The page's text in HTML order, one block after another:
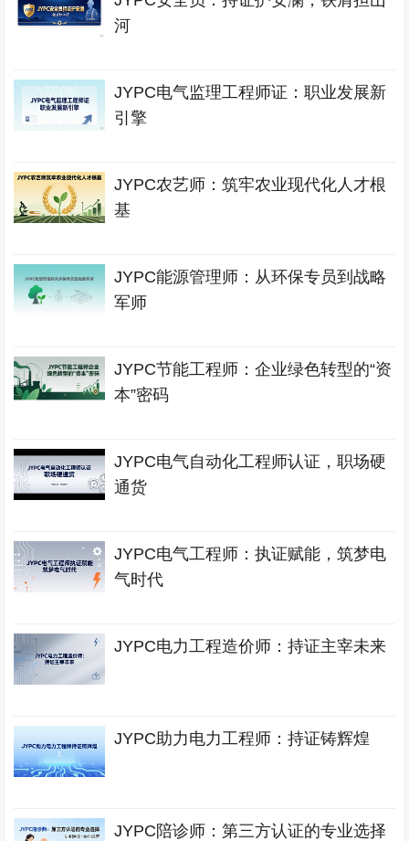
河
JYPC电气监理工程师证：职业发展新
引擎
JYPC农艺师：筑牢农业现代化人才根
基
JYPC能源管理师：从环保专员到战略
军师
JYPC节能工程师：企业绿色转型的“资
本”密码
JYPC电气自动化工程师认证，职场硬
通货
JYPC电气工程师：执证赋能，筑梦电
气时代
JYPC电力工程造价师：持证主宰未来
JYPC助力电力工程师：持证铸辉煌
JYPC陪诊师：第三方认证的专业选择